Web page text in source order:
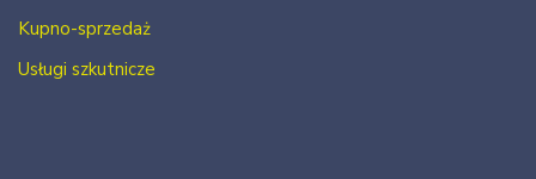
Kupno-sprzedaż
Usługi szkutnicze